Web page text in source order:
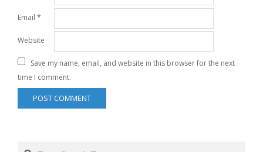
Email *
Website
Save my name, email, and website in this browser for the next
time I comment.
Search